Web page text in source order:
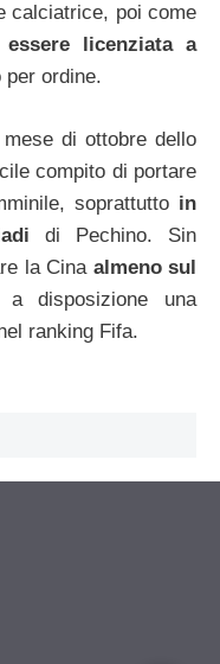
calciatrice, poi come
licenziata a
per ordine.
di ottobre dello
compito di portare
soprattuttoin
di Pechino. Sin
la Cina almeno sul
a disposizione una
ranking Fifa.